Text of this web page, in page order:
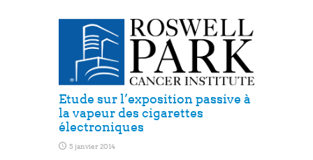
Etude sur l’exposition passive à
la vapeur des cigarettes
électroniques
5 janvier 2014